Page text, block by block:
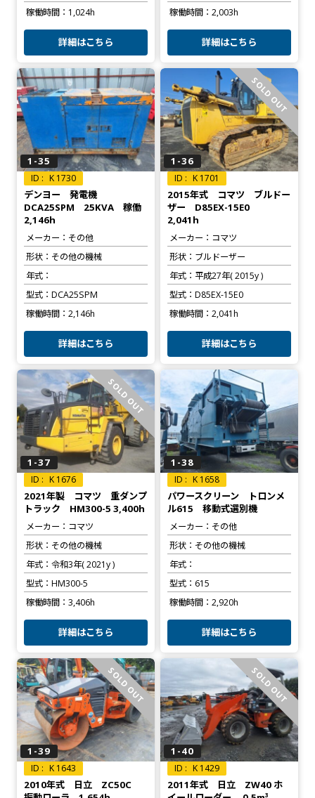
稼働時間
1,024h
詳細はこちら
稼働時間
2,003h
詳細はこちら
1-35
K 1730
デンヨー 発電機
DCA25SPM 25KVA 稼働
2,146h
メーカー
その他
形状
その他の機械
年式
型式
DCA25SPM
稼働時間
2,146h
詳細はこちら
SOLD OUT
1-36
K 1701
2015年式 コマツ ブルドー
ザー D85EX-15E0
2,041h
メーカー
コマツ
形状
ブルドーザー
年式
平成27年( 2015y )
型式
D85EX-15E0
稼働時間
2,041h
詳細はこちら
SOLD OUT
1-37
K 1676
2021年製 コマツ 重ダンプ
トラック HM300-5 3,400h
メーカー
コマツ
形状
その他の機械
年式
令和3年( 2021y )
型式
HM300-5
稼働時間
3,406h
詳細はこちら
1-38
K 1658
パワースクリーン トロンメ
ル615 移動式選別機
メーカー
その他
形状
その他の機械
年式
型式
615
稼働時間
2,920h
詳細はこちら
SOLD OUT
1-39
K 1643
2010年式 日立 ZC50C
SOLD OUT
1-40
K 1429
2011年式 日立 ZW40 ホ